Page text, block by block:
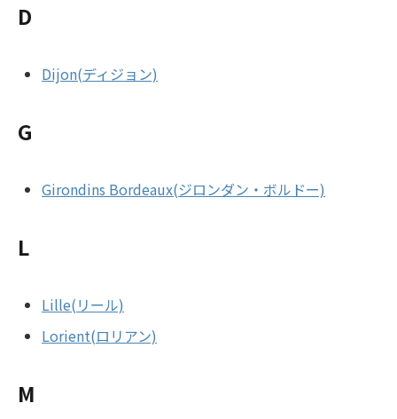
D
Dijon(ディジョン)
G
Girondins Bordeaux(ジロンダン・ボルドー)
L
Lille(リール)
Lorient(ロリアン)
M